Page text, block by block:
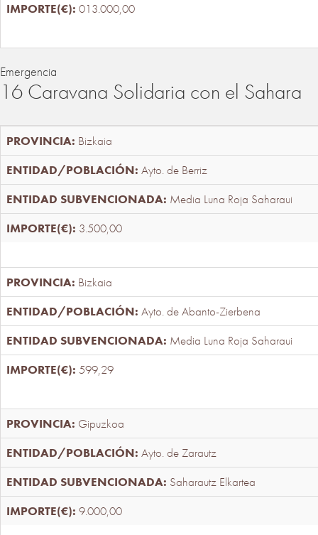
013.000,00
Emergencia
16 Caravana Solidaria con el Sahara
Bizkaia
Ayto. de Berriz
Media Luna Roja Saharaui
3.500,00
Bizkaia
Ayto. de Abanto-Zierbena
Media Luna Roja Saharaui
599,29
Gipuzkoa
Ayto. de Zarautz
Saharautz Elkartea
9.000,00